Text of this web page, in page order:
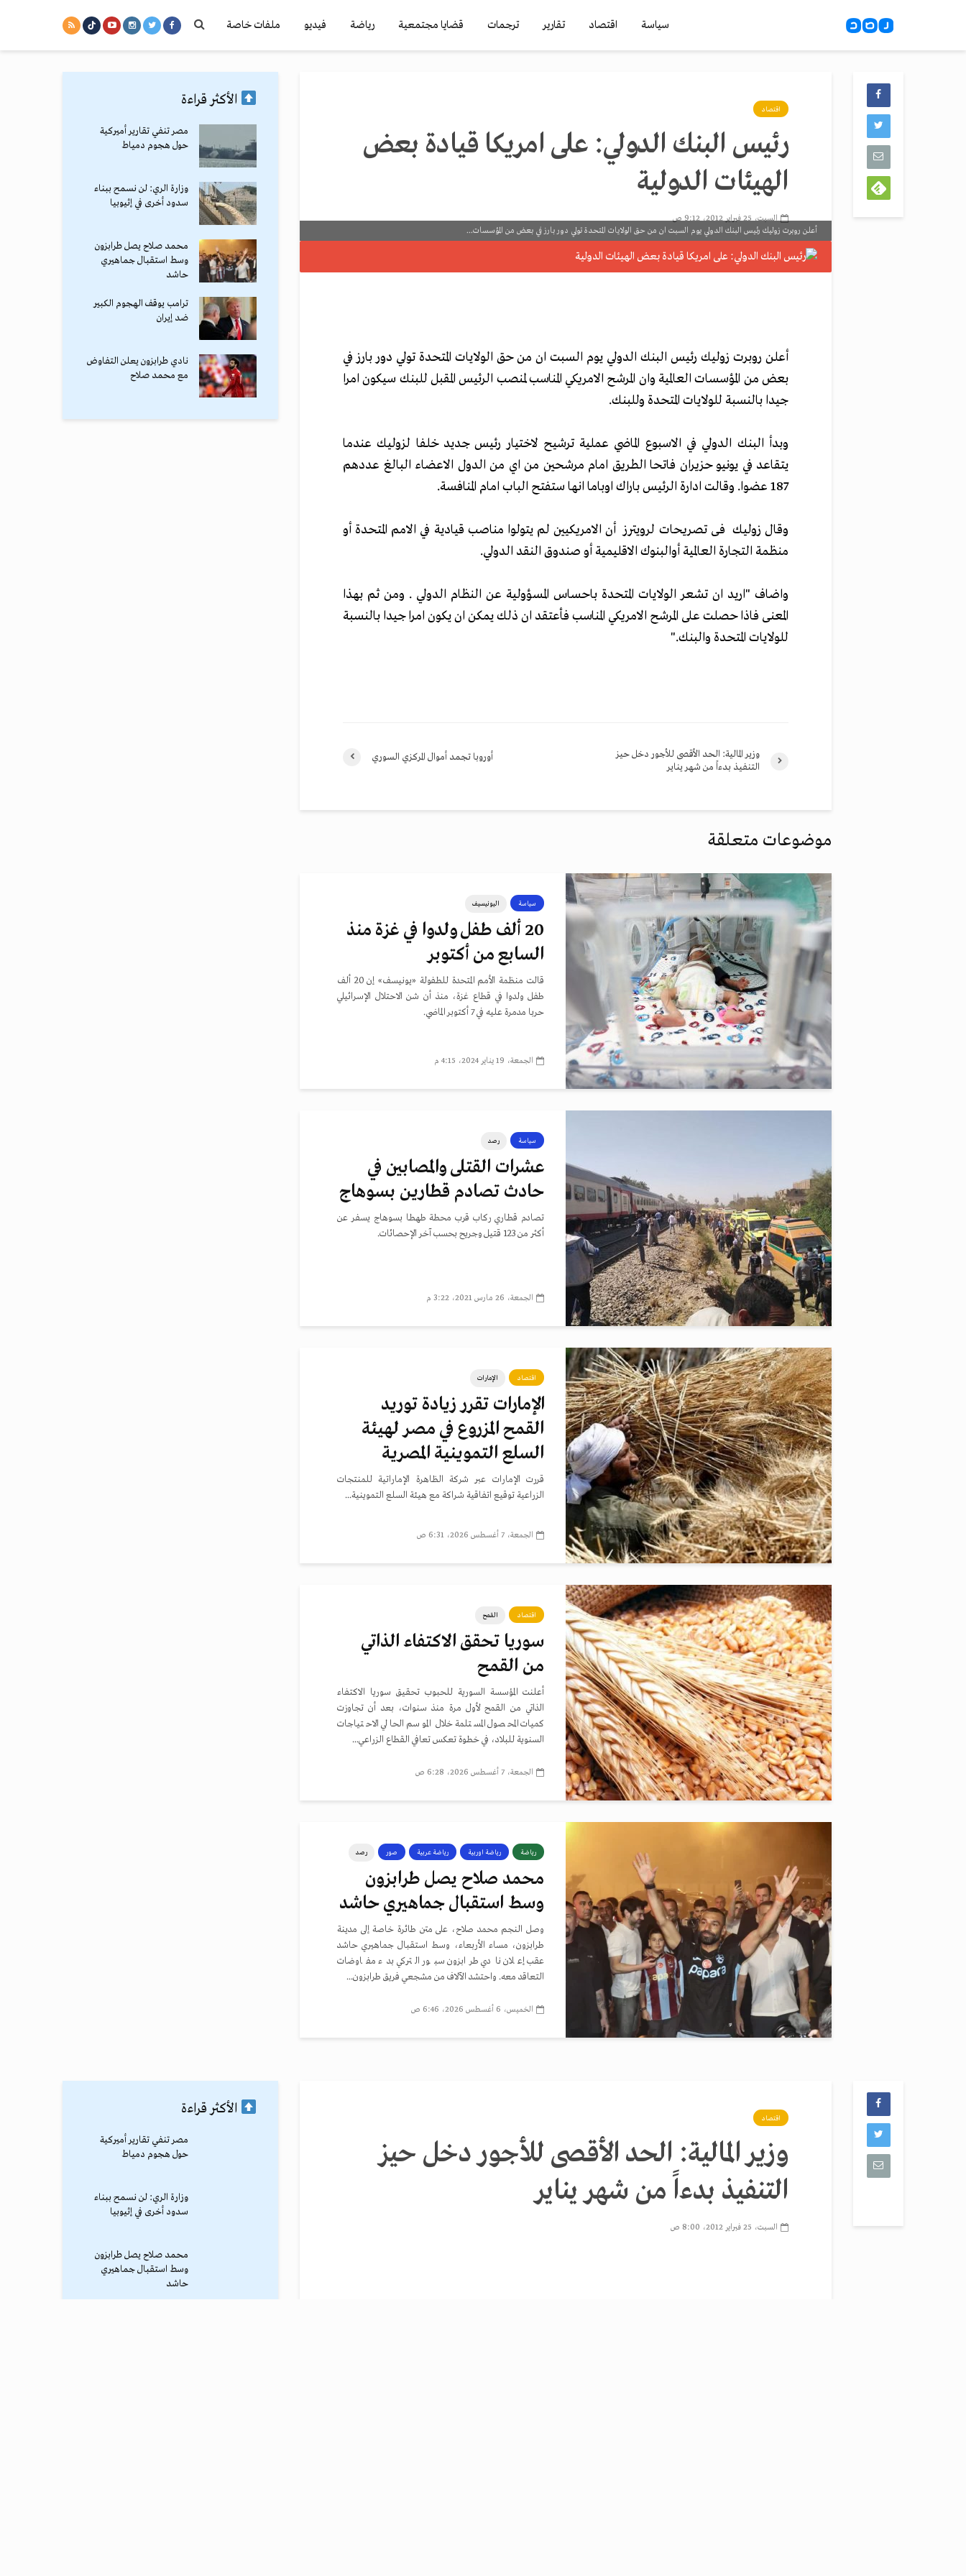
سياسة اقتصاد تقارير ترجمات قضايا مجتمعية رياضة فيديو ملفات خاصة
اقتصاد
رئيس البنك الدولي: على امريكا قيادة بعض
الهيئات الدولية
السبت، 25 فبراير 2012، 9:12 ص
أعلن روبرت زوليك رئيس البنك الدولي يوم السبت ان من حق الولايات المتحدة تولي دور بارز في بعض من المؤسسات...
أعلن روبرت زوليك رئيس البنك الدولي يوم السبت ان من حق الولايات المتحدة تولي دور بارز في
بعض من المؤسسات العالمية وان المرشح الامريكي المناسب لمنصب الرئيس المقبل للبنك سيكون امرا
جيدا بالنسبة للولايات المتحدة وللبنك.
وبدأ البنك الدولي في الاسبوع الماضي عملية ترشيح لاختيار رئيس جديد خلفا لزوليك عندما
يتقاعد في يونيو حزيران فاتحا الطريق امام مرشحين من اي من الدول الاعضاء البالغ عددهم
187 عضوا. وقالت ادارة الرئيس باراك اوباما انها ستفتح الباب امام المنافسة.
وقال زوليك فى تصريحات لرويترز أن الامريكيين لم يتولوا مناصب قيادية في الامم المتحدة أو
منظمة التجارة العالمية أوالبنوك الاقليمية أو صندوق النقد الدولي.
واضاف "اريد ان تشعر الولايات المتحدة باحساس المسؤولية عن النظام الدولي . ومن ثم بهذا
المعنى فاذا حصلت على المرشح الامريكي المناسب فأعتقد ان ذلك يمكن ان يكون امرا جيدا بالنسبة
للولايات المتحدة والبنك."
أوروبا تجمد أموال المركزي السوري
وزير المالية: الحد الأقصى للأجور دخل حيز
التنفيذ بدءاً من شهر يناير
موضوعات متعلقة
سياسة اليونيسيف
20 ألف طفل ولدوا في غزة منذ
السابع من أكتوبر
قالت منظمة الأمم المتحدة للطفولة «يونيسف» إن 20 ألف
طفل ولدوا في قطاع غزة، منذ أن شن الاحتلال الإسرائيلي
حربا مدمرة عليه في 7 أكتوبر الماضي.
الجمعة، 19 يناير 2024، 4:15 م
سياسة رصد
عشرات القتلى والمصابين في
حادث تصادم قطارين بسوهاج
تصادم قطاري ركاب قرب محطة طهطا بسوهاج يسفر عن
أكثر من 123 قتيل وجريح بحسب آخر الإحصائات.
الجمعة، 26 مارس 2021، 3:22 م
اقتصاد الإمارات
الإمارات تقرر زيادة توريد
القمح المزروع في مصر لهيئة
السلع التموينية المصرية
قررت الإمارات عبر شركة الظاهرة الإماراتية للمنتجات
الزراعية توقيع اتفاقية شراكة مع هيئة السلع التموينية...
الجمعة، 7 أغسطس 2026، 6:31 ص
اقتصاد القمح
سوريا تحقق الاكتفاء الذاتي
من القمح
أعلنت المؤسسة السورية للحبوب تحقيق سوريا الاكتفاء
الذاتي من القمح لأول مرة منذ سنوات، بعد أن تجاوزت
كميات المحصول المستلمة خلال الموسم الحالي الاحتياجات
السنوية للبلاد، في خطوة تعكس تعافي القطاع الزراعي...
الجمعة، 7 أغسطس 2026، 6:28 ص
رياضة رياضة اوربية رياضة عربية صور رصد
محمد صلاح يصل طرابزون
وسط استقبال جماهيري حاشد
وصل النجم محمد صلاح، على متن طائرة خاصة إلى مدينة
طرابزون، مساء الأربعاء، وسط استقبال جماهيري حاشد
عقب إعلان نادي طرابزون سبور التركي بدء مفاوضات
التعاقد معه. واحتشد الآلاف من مشجعي فريق طرابزون...
الخميس، 6 أغسطس 2026، 6:46 ص
الأكثر قراءة
مصر تنفي تقارير أميركية
حول هجوم دمياط
وزارة الري: لن نسمح ببناء
سدود أخرى في إثيوبيا
محمد صلاح يصل طرابزون
وسط استقبال جماهيري
حاشد
ترامب يوقف الهجوم الكبير
ضد إيران
نادي طرابزون يعلن التفاوض
مع محمد صلاح
اقتصاد
وزير المالية: الحد الأقصى للأجور دخل حيز
التنفيذ بدءاً من شهر يناير
السبت، 25 فبراير 2012، 8:00 ص
الأكثر قراءة
مصر تنفي تقارير أميركية
حول هجوم دمياط
وزارة الري: لن نسمح ببناء
سدود أخرى في إثيوبيا
محمد صلاح يصل طرابزون
وسط استقبال جماهيري
حاشد